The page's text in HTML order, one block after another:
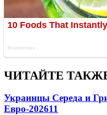
ЧИТАЙТЕ
Украинцы Середа и
Евро-202611